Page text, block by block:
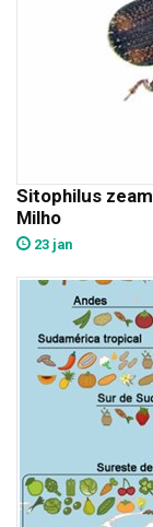
Sitophilus
Milho
23 jan